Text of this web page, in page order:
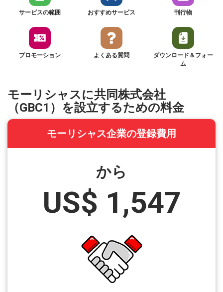
サービスの範囲 おすすめサービス 刊行物
プロモーション よくある質問
ダウンロード＆フォー
ム
モーリシャスに共同株式会社
（GBC1）を設立するための料金
モーリシャス企業の登録費用
から
US$ 1,547